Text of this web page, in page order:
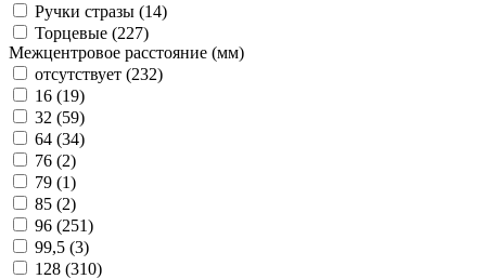
Ручки стразы (14)
Торцевые (227)
Межцентровое расстояние (мм)
отсутствует (232)
16 (19)
32 (59)
64 (34)
76 (2)
79 (1)
85 (2)
96 (251)
99,5 (3)
128 (310)